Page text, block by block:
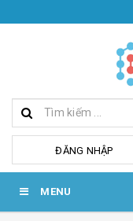
ĐĂNG NHẬP
MENU